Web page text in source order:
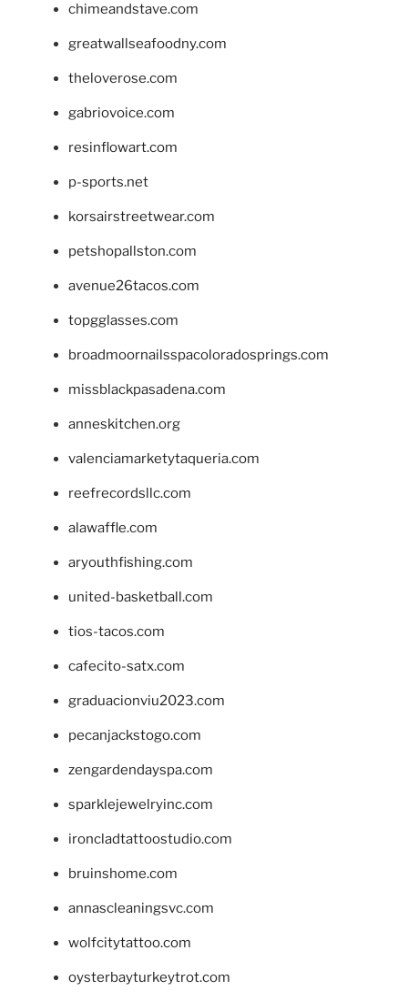
chimeandstave.com
greatwallseafoodny.com
theloverose.com
gabriovoice.com
resinflowart.com
p-sports.net
korsairstreetwear.com
petshopallston.com
avenue26tacos.com
topgglasses.com
broadmoornailsspacoloradosprings.com
missblackpasadena.com
anneskitchen.org
valenciamarketytaqueria.com
reefrecordsllc.com
alawaffle.com
aryouthfishing.com
united-basketball.com
tios-tacos.com
cafecito-satx.com
graduacionviu2023.com
pecanjackstogo.com
zengardendayspa.com
sparklejewelryinc.com
ironcladtattoostudio.com
bruinshome.com
annascleaningsvc.com
wolfcitytattoo.com
oysterbayturkeytrot.com